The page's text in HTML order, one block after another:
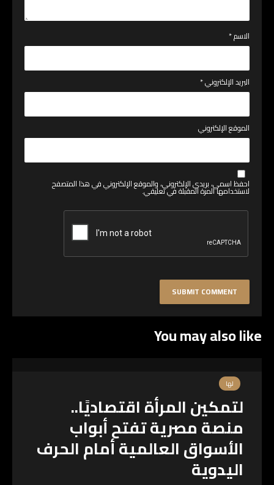
الاسم*
البريد الإلكتروني*
الموقع الإلكتروني
احفظ اسمي، بريدي الإلكتروني، والموقع الإلكتروني في هذا المتصفح
لاستخدامها المرة المقبلة في تعليقي.
You may also like
لها
لتمكين المرأة اقتصاديًا..
منصة مصرية تفتح أبواب
الأسواق العالمية أمام الحرف
اليدوية